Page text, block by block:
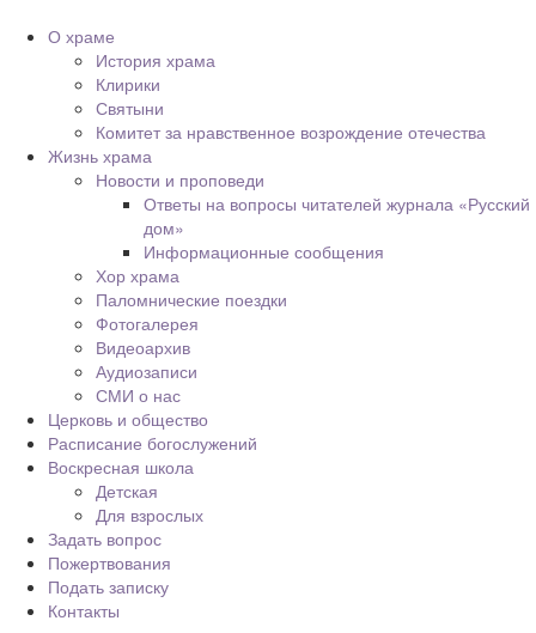
О храме
История храма
Клирики
Святыни
Комитет за нравственное возрождение отечества
Жизнь храма
Новости и проповеди
Ответы на вопросы читателей журнала «Русский
дом»
Информационные сообщения
Хор храма
Паломнические поездки
Фотогалерея
Видеоархив
Аудиозаписи
СМИ о нас
Церковь и общество
Расписание богослужений
Воскресная школа
Детская
Для взрослых
Задать вопрос
Пожертвования
Подать записку
Контакты